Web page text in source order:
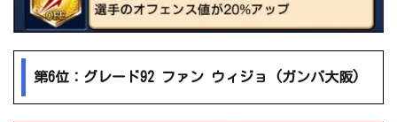
第6位：グレード92 ファン ウィジョ (ガンバ大阪)